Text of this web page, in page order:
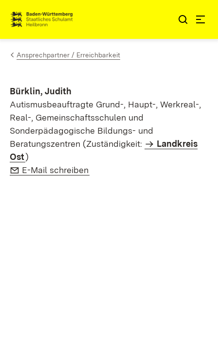
Zum Inhalt springen
Link zur Startseite
Ansprechpartner / Erreichbarkeit
Bürklin, Judith
Autismusbeauftragte Grund-, Haupt-, Werkreal-,
Real-, Gemeinschaftsschulen und
Sonderpädagogische Bildungs- und
Beratungszentren (Zuständigkeit:
Landkreis
Ost)
E-Mail:
E-Mail schreiben